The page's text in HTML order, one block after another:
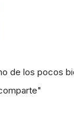
de los pocos